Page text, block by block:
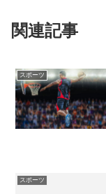
関連記事
スポーツ
スポーツ